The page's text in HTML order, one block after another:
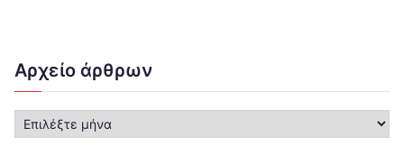
Αρχείο άρθρων
ρ